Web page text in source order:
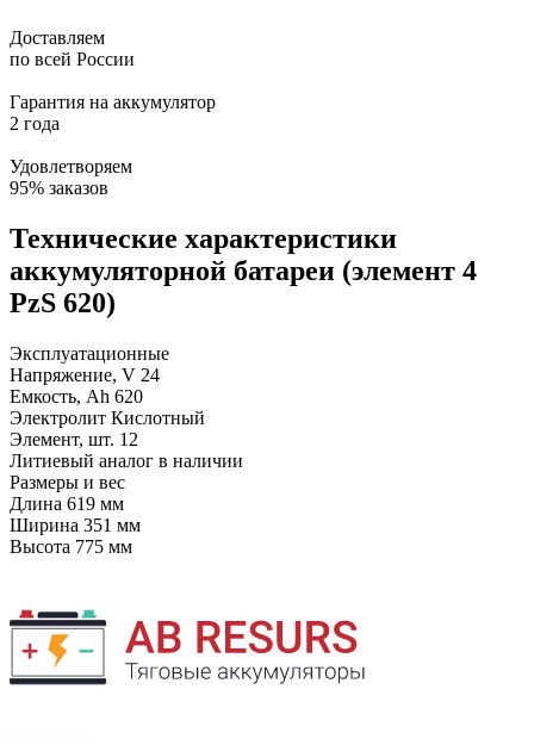
Доставляем
по всей России
Гарантия на аккумулятор
2 года
Удовлетворяем
95% заказов
Технические характеристики
аккумуляторной батареи (элемент 4
PzS 620)
Эксплуатационные
Напряжение, V 24
Емкость, Ah 620
Электролит Кислотный
Элемент, шт. 12
Литиевый аналог в наличии
Размеры и вес
Длина 619 мм
Ширина 351 мм
Высота 775 мм